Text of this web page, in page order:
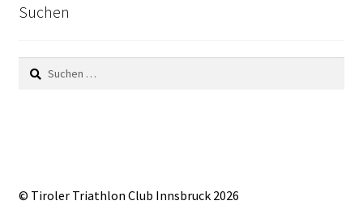
Suchen
Suchen
nach:
© Tiroler Triathlon Club Innsbruck 2026